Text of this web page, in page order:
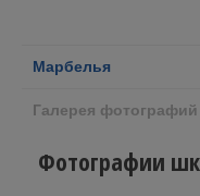
Марбелья
Галерея фотографий
Фотографии